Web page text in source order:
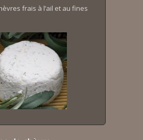
frais à l’ail et au fines